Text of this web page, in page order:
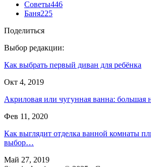
Советы446
Баня225
Поделиться
Выбор редакции:
Как выбрать первый диван для ребёнка
Окт 4, 2019
Акриловая или чугунная ванна:
Фев 11, 2020
Как выглядит отделка ванной комнаты
выбор…
Май 27, 2019